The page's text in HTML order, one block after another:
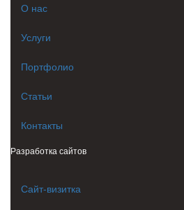
О нас
Услуги
Портфолио
Статьи
Контакты
Разработка сайтов
Сайт-визитка